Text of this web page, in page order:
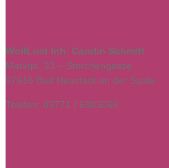
WollLust Inh. Carolin Schmitt
Marktpl. 23 – Storchengasse
97616 Bad Neustadt an der Saale
Telefon: 09771 / 6883066